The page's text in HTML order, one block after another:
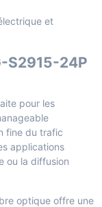
et
S2915-24P
pour les
fine du trafic
applications
ou la diffusion
optique offre une